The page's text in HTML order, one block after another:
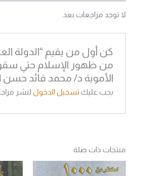
لا توجد مراجعات بعد.
كن أول من يقيم “الدولة
من ظهور الإسلام حتي
الأموية د/ محمد قائد حسن
يجب عليك تسجيل الدخول لنشر
منتجات ذات صلة